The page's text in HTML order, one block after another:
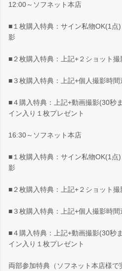
12:00～ソフネット本店
■１枚購入特典：サイン私物OK(1点
影
■２枚購入特典：上記+２ショット撮
■３枚購入特典：上記+個人撮影時
■４購入特典：上記+動画撮影(30秒
イン入り１枚プレゼント
16:30～ソフネット本店
■１枚購入特典：サイン私物OK(1点
影
■２枚購入特典：上記+２ショット撮
■３枚購入特典：上記+個人撮影時
■４購入特典：上記+動画撮影(30秒
イン入り１枚プレゼント
両部参加特典（ソフネット本店様で